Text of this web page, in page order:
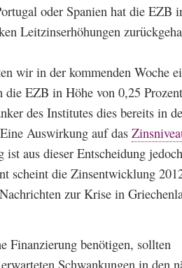
oder Spanien hat die EZB
Leitzinserhöhungen
wir in der kommenden Woche
die EZB in Höhe von 0,25
des Institutes dies bereits in
Auswirkung auf das
aus dieser Entscheidung
scheint die Zinsentwicklung
zur Krise in
Finanzierung benötigen, sollten
Schwankungen in den